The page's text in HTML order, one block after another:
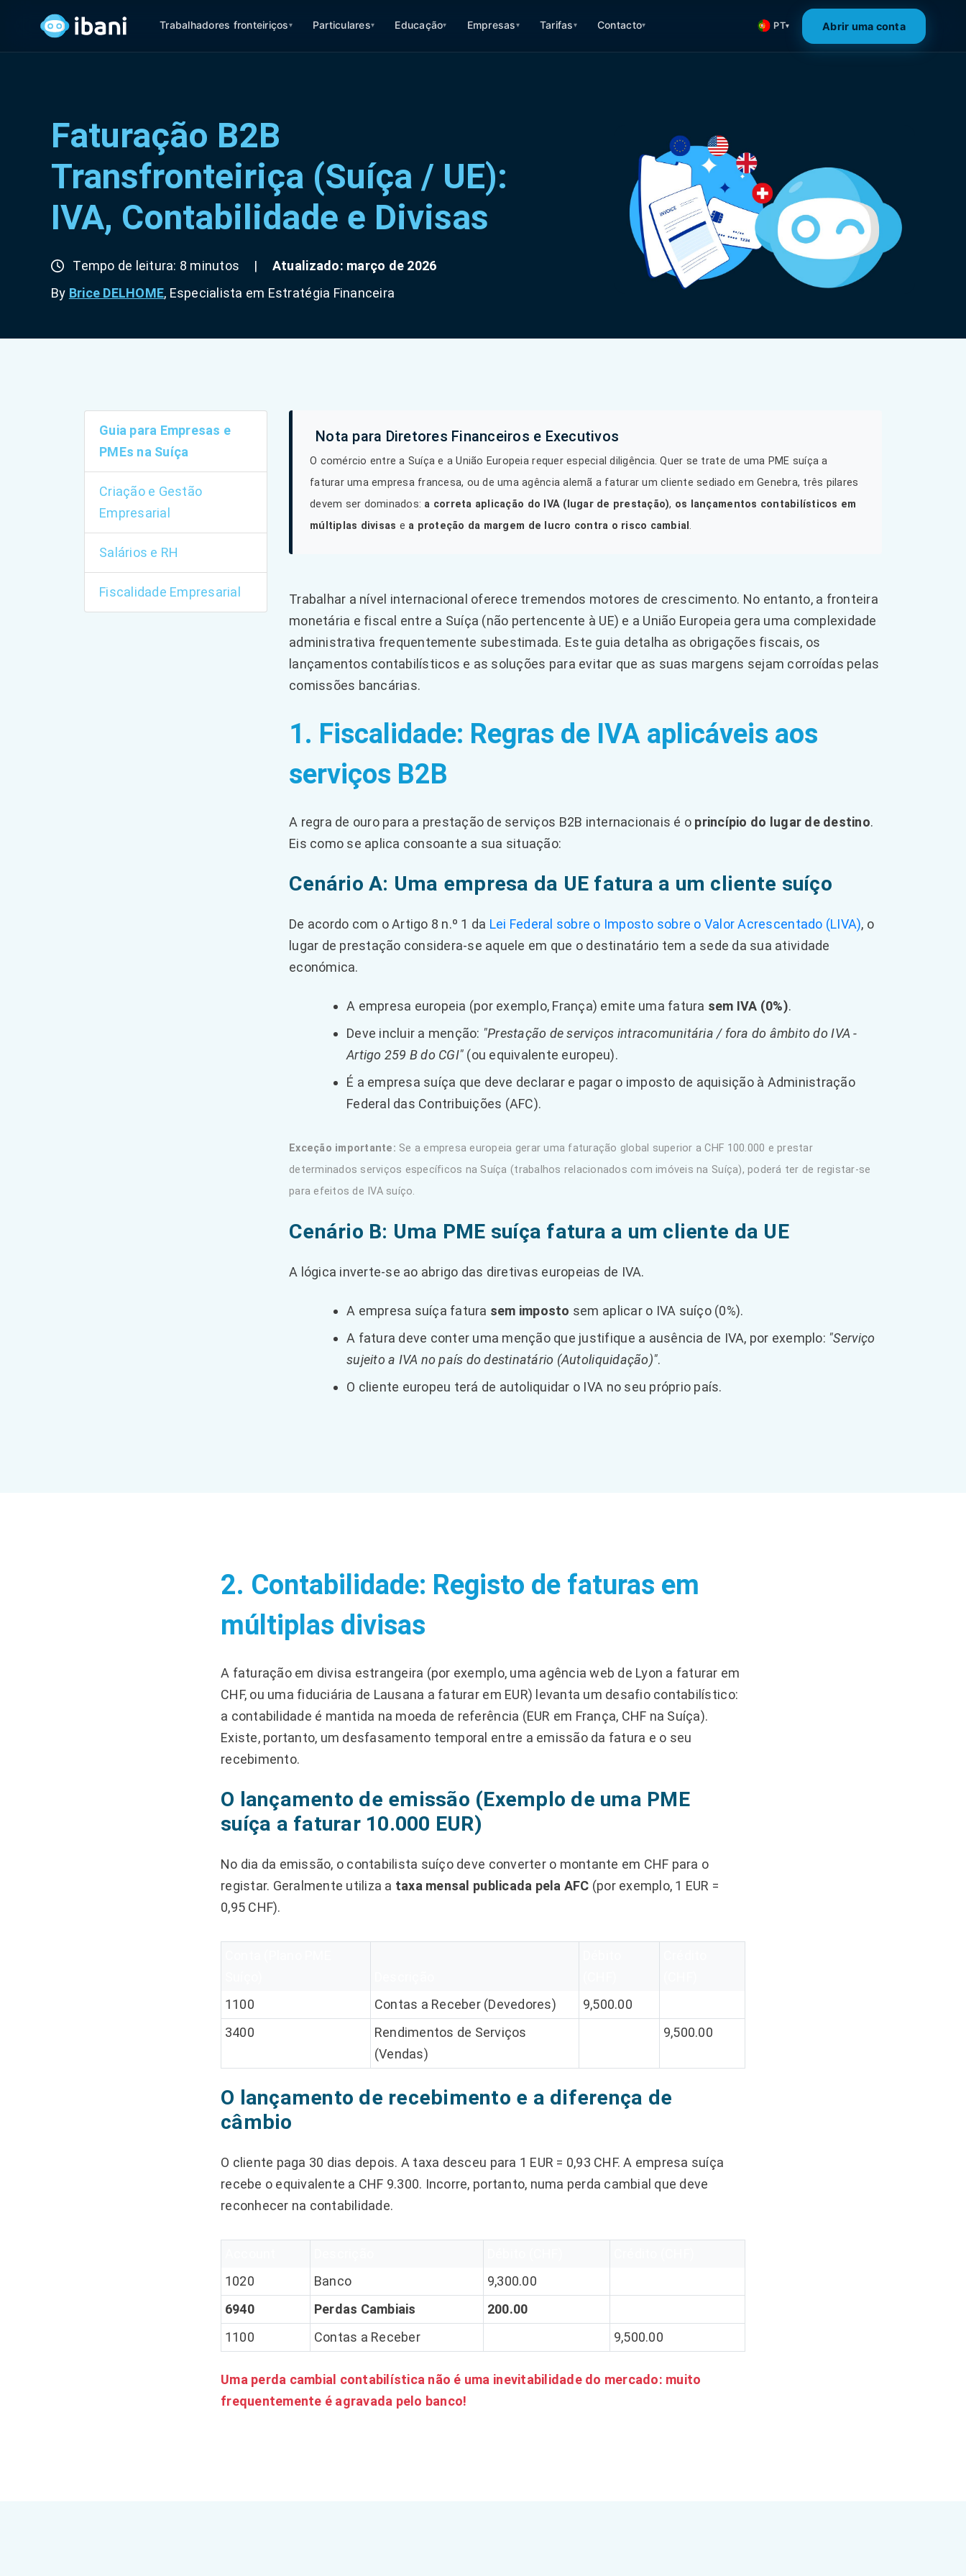
Trabalhadores fronteiriços▾ Particulares▾ Educação▾ Empresas▾ Tarifas▾ Contacto▾ PT▾ Abrir uma conta
Faturação B2B
Transfronteiriça (Suíça / UE):
IVA, Contabilidade e Divisas
Tempo de leitura: 8 minutos |
Atualizado: março de 2026
By Brice DELHOME, Especialista em Estratégia Financeira
Guia para Empresas e
PMEs na Suíça
Criação e Gestão
Empresarial
Salários e RH
Fiscalidade Empresarial
Nota para Diretores Financeiros e Executivos
O comércio entre a Suíça e a União Europeia requer especial diligência. Quer se trate de uma PME suíça a
faturar uma empresa francesa, ou de uma agência alemã a faturar um cliente sediado em Genebra, três pilares
devem ser dominados: a correta aplicação do IVA (lugar de prestação), os lançamentos contabilísticos em
múltiplas divisas e a proteção da margem de lucro contra o risco cambial.
Trabalhar a nível internacional oferece tremendos motores de crescimento. No entanto, a fronteira
monetária e fiscal entre a Suíça (não pertencente à UE) e a União Europeia gera uma complexidade
administrativa frequentemente subestimada. Este guia detalha as obrigações fiscais, os
lançamentos contabilísticos e as soluções para evitar que as suas margens sejam corroídas pelas
comissões bancárias.
1. Fiscalidade: Regras de IVA aplicáveis aos
serviços B2B
A regra de ouro para a prestação de serviços B2B internacionais é o princípio do lugar de destino.
Eis como se aplica consoante a sua situação:
Cenário A: Uma empresa da UE fatura a um cliente suíço
De acordo com o Artigo 8 n.º 1 da Lei Federal sobre o Imposto sobre o Valor Acrescentado (LIVA), o
lugar de prestação considera-se aquele em que o destinatário tem a sede da sua atividade
económica.
A empresa europeia (por exemplo, França) emite uma fatura sem IVA (0%).
Deve incluir a menção: "Prestação de serviços intracomunitária / fora do âmbito do IVA -
Artigo 259 B do CGI" (ou equivalente europeu).
É a empresa suíça que deve declarar e pagar o imposto de aquisição à Administração
Federal das Contribuições (AFC).
Exceção importante: Se a empresa europeia gerar uma faturação global superior a CHF 100.000 e prestar
determinados serviços específicos na Suíça (trabalhos relacionados com imóveis na Suíça), poderá ter de registar-se
para efeitos de IVA suíço.
Cenário B: Uma PME suíça fatura a um cliente da UE
A lógica inverte-se ao abrigo das diretivas europeias de IVA.
A empresa suíça fatura sem imposto sem aplicar o IVA suíço (0%).
A fatura deve conter uma menção que justifique a ausência de IVA, por exemplo: "Serviço
sujeito a IVA no país do destinatário (Autoliquidação)".
O cliente europeu terá de autoliquidar o IVA no seu próprio país.
2. Contabilidade: Registo de faturas em
múltiplas divisas
A faturação em divisa estrangeira (por exemplo, uma agência web de Lyon a faturar em
CHF, ou uma fiduciária de Lausana a faturar em EUR) levanta um desafio contabilístico:
a contabilidade é mantida na moeda de referência (EUR em França, CHF na Suíça).
Existe, portanto, um desfasamento temporal entre a emissão da fatura e o seu
recebimento.
O lançamento de emissão (Exemplo de uma PME
suíça a faturar 10.000 EUR)
No dia da emissão, o contabilista suíço deve converter o montante em CHF para o
registar. Geralmente utiliza a taxa mensal publicada pela AFC (por exemplo, 1 EUR =
0,95 CHF).
1100
Contas a Receber (Devedores)
9,500.00
3400
Rendimentos de Serviços
(Vendas)
9,500.00
O lançamento de recebimento e a diferença de
câmbio
O cliente paga 30 dias depois. A taxa desceu para 1 EUR = 0,93 CHF. A empresa suíça
recebe o equivalente a CHF 9.300. Incorre, portanto, numa perda cambial que deve
reconhecer na contabilidade.
1020
Banco
9,300.00
6940
Perdas Cambiais
200.00
1100
Contas a Receber 9,500.00
Uma perda cambial contabilística não é uma inevitabilidade do mercado: muito
frequentemente é agravada pelo banco!